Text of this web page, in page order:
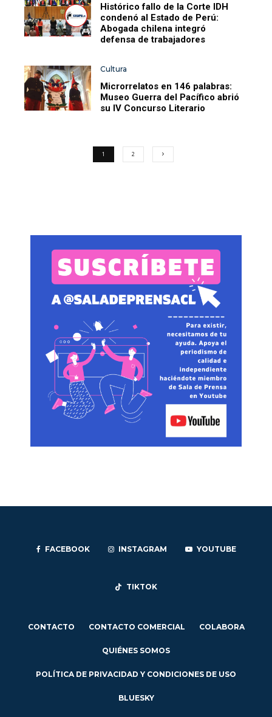
Histórico fallo de la Corte IDH
condenó al Estado de Perú:
Abogada chilena integró
defensa de trabajadores
Cultura
Microrrelatos en 146 palabras:
Museo Guerra del Pacífico abrió
su IV Concurso Literario
1 2
FACEBOOK INSTAGRAM YOUTUBE
TIKTOK
CONTACTO CONTACTO COMERCIAL COLABORA
QUIÉNES SOMOS
POLÍTICA DE PRIVACIDAD Y CONDICIONES DE USO
BLUESKY